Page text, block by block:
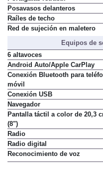
Posavasos delanteros
Raíles de techo
Red de sujeción en maletero
Equipos de
6 altavoces
Android Auto/Apple CarPlay
Conexión Bluetooth para
móvil
Conexión USB
Navegador
Pantalla táctil a color de 20,3
(8")
Radio
Radio digital
Reconocimiento de voz